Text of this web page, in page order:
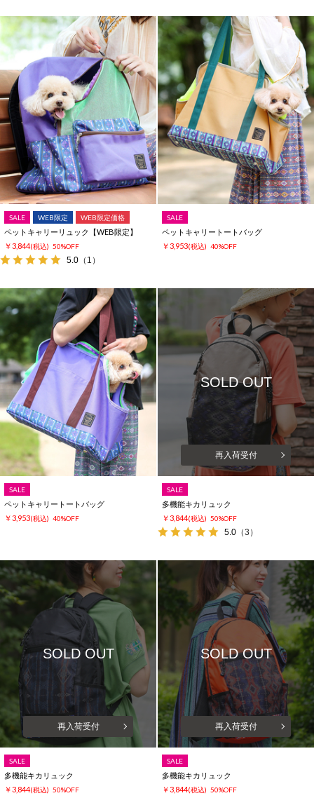
SALE WEB限定 WEB限定価格
ペットキャリーリュック【WEB限定】
￥3,844(税込) 50%OFF
5.0 （1）
SALE
ペットキャリートートバッグ
￥3,953(税込) 40%OFF
SALE
ペットキャリートートバッグ
￥3,953(税込) 40%OFF
SOLD OUT
再入荷受付
SALE
多機能キカリュック
￥3,844(税込) 50%OFF
5.0 （3）
SOLD OUT
再入荷受付
SALE
多機能キカリュック
￥3,844(税込) 50%OFF
SOLD OUT
再入荷受付
SALE
多機能キカリュック
￥3,844(税込) 50%OFF